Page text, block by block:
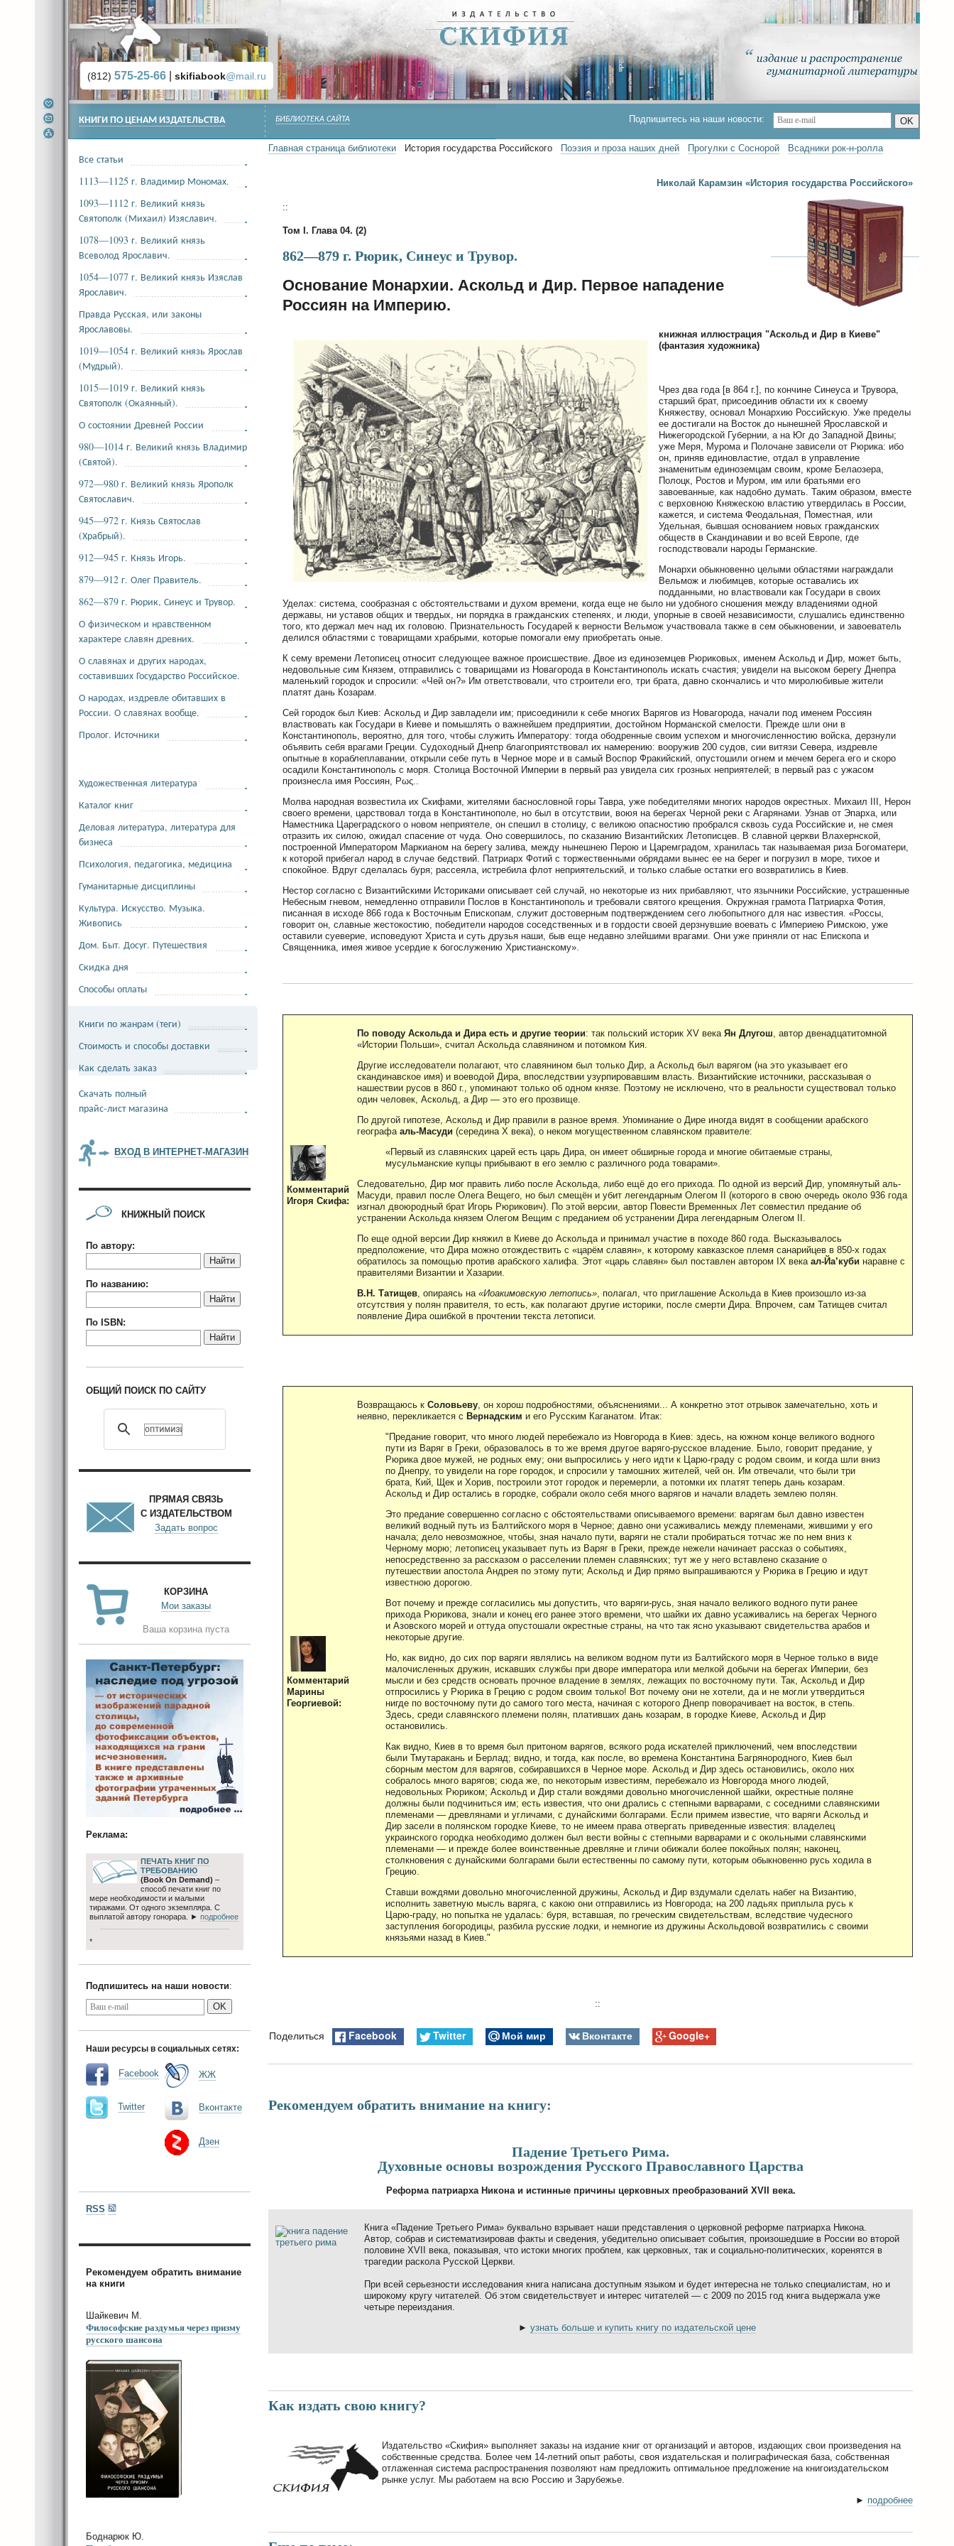
(812) 575-25-66 skifiabook@mail.ru
БИБЛИОТЕКА САЙТА Подпишитесь на наши новости: OK
Главная страница библиотеки История государства Российского Поэзия и проза наших дней Прогулки с Соснорой Всадники рок-н-ролла
Николай Карамзин «История государства Российского»
::
Том I. Глава 04. (2)
862—879 г. Рюрик, Синеус и Трувор.
Основание Монархии. Аскольд и Дир. Первое нападение
Россиян на Империю.
книжная иллюстрация "Аскольд и Дир в Киеве"
(фантазия художника)
Чрез два года [в 864 г.], по кончине Синеуса и Трувора,
старший брат, присоединив области их к своему
Княжеству, основал Монархию Российскую. Уже пределы
ее достигали на Восток до нынешней Ярославской и
Нижегородской Губернии, а на Юг до Западной Двины;
уже Меря, Мурома и Полочане зависели от Рюрика: ибо
он, приняв единовластие, отдал в управление
знаменитым единоземцам своим, кроме Белаозера,
Полоцк, Ростов и Муром, им или братьями его
завоеванные, как надобно думать. Таким образом, вместе
с верховною Княжескою властию утвердилась в России,
кажется, и система Феодальная, Поместная, или
Удельная, бывшая основанием новых гражданских
обществ в Скандинавии и во всей Европе, где
господствовали народы Германские.
Монархи обыкновенно целыми областями награждали
Вельмож и любимцев, которые оставались их
подданными, но властвовали как Государи в своих
Уделах: система, сообразная с обстоятельствами и духом времени, когда еще не было ни удобного сношения между владениями одной
державы, ни уставов общих и твердых, ни порядка в гражданских степенях, и люди, упорные в своей независимости, слушались единственно
того, кто держал меч над их головою. Признательность Государей к верности Вельмож участвовала также в сем обыкновении, и завоеватель
делился областями с товарищами храбрыми, которые помогали ему приобретать оные.
К сему времени Летописец относит следующее важное происшествие. Двое из единоземцев Рюриковых, именем Аскольд и Дир, может быть,
недовольные сим Князем, отправились с товарищами из Новагорода в Константинополь искать счастия; увидели на высоком берегу Днепра
маленький городок и спросили: «Чей он?» Им ответствовали, что строители его, три брата, давно скончались и что миролюбивые жители
платят дань Козарам.
Сей городок был Киев: Аскольд и Дир завладели им; присоединили к себе многих Варягов из Новагорода, начали под именем Россиян
властвовать как Государи в Киеве и помышлять о важнейшем предприятии, достойном Норманской смелости. Прежде шли они в
Константинополь, вероятно, для того, чтобы служить Императору: тогда ободренные своим успехом и многочисленностию войска, дерзнули
объявить себя врагами Греции. Судоходный Днепр благоприятствовал их намерению: вооружив 200 судов, сии витязи Севера, издревле
опытные в кораблеплавании, открыли себе путь в Черное море и в самый Воспор Фракийский, опустошили огнем и мечем берега его и скоро
осадили Константинополь с моря. Столица Восточной Империи в первый раз увидела сих грозных неприятелей; в первый раз с ужасом
произнесла имя Россиян, Ρως..
Молва народная возвестила их Скифами, жителями баснословной горы Тавра, уже победителями многих народов окрестных. Михаил III, Нерон
своего времени, царствовал тогда в Константинополе, но был в отсутствии, воюя на берегах Черной реки с Агарянами. Узнав от Эпарха, или
Наместника Цареградского о новом неприятеле, он спешил в столицу, с великою опасностию пробрался сквозь суда Российские и, не смея
отразить их силою, ожидал спасение от чуда. Оно совершилось, по сказанию Византийских Летописцев. В славной церкви Влахернской,
построенной Императором Маркианом на берегу залива, между нынешнею Перою и Царемградом, хранилась так называемая риза Богоматери,
к которой прибегал народ в случае бедствий. Патриарх Фотий с торжественными обрядами вынес ее на берег и погрузил в море, тихое и
спокойное. Вдруг сделалась буря; рассеяла, истребила флот неприятельский, и только слабые остатки его возвратились в Киев.
Нестор согласно с Византийскими Историками описывает сей случай, но некоторые из них прибавляют, что язычники Российские, устрашенные
Небесным гневом, немедленно отправили Послов в Константинополь и требовали святого крещения. Окружная грамота Патриарха Фотия,
писанная в исходе 866 года к Восточным Епископам, служит достоверным подтверждением сего любопытного для нас известия. «Россы,
говорит он, славные жестокостию, победители народов соседственных и в гордости своей дерзнувшие воевать с Империею Римскою, уже
оставили суеверие, исповедуют Христа и суть друзья наши, быв еще недавно злейшими врагами. Они уже приняли от нас Епископа и
Священника, имея живое усердие к богослужению Христианскому».
Комментарий
Игоря Скифа:
По поводу Аскольда и Дира есть и другие теории: так польский историк XV века Ян Длугош , автор двенадцатитомной
«Истории Польши», считал Аскольда славянином и потомком Кия.
Другие исследователи полагают, что славянином был только Дир, а Аскольд был варягом (на это указывает его
скандинавское имя) и воеводой Дира, впоследствии узурпировавшим власть. Византийские источники, рассказывая о
нашествии русов в 860 г., упоминают только об одном князе. Поэтому не исключено, что в реальности существовал только
один человек, Аскольд, а Дир — это его прозвище.
По другой гипотезе, Аскольд и Дир правили в разное время. Упоминание о Дире иногда видят в сообщении арабского
географа аль-Масуди (середина X века), о неком могущественном славянском правителе:
«Первый из славянских царей есть царь Дира, он имеет обширные города и многие обитаемые страны,
мусульманские купцы прибывают в его землю с различного рода товарами».
Следовательно, Дир мог править либо после Аскольда, либо ещё до его прихода. По одной из версий Дир, упомянутый аль-
Масуди, правил после Олега Вещего, но был смещён и убит легендарным Олегом II (которого в свою очередь около 936 года
изгнал двоюродный брат Игорь Рюрикович). По этой версии, автор Повести Временных Лет совместил предание об
устранении Аскольда князем Олегом Вещим с преданием об устранении Дира легендарным Олегом II.
По еще одной версии Дир княжил в Киеве до Аскольда и принимал участие в походе 860 года. Высказывалось
предположение, что Дира можно отождествить с «царём славян», к которому кавказское племя санарийцев в 850-х годах
обратилось за помощью против арабского халифа. Этот «царь славян» был поставлен автором IX века ал-Йа’куби наравне с
правителями Византии и Хазарии.
В.Н. Татищев , опираясь на «Иоакимовскую летопись» , полагал, что приглашение Аскольда в Киев произошло из-за
отсутствия у полян правителя, то есть, как полагают другие историки, после смерти Дира. Впрочем, сам Татищев считал
появление Дира ошибкой в прочтении текста летописи.
Комментарий
Марины
Георгиевой:
Возвращаюсь к Соловьеву , он хорош подробностями, объяснениями... А конкретно этот отрывок замечательно, хоть и
неявно, перекликается с Вернадским и его Русским Каганатом. Итак:
"Предание говорит, что много людей перебежало из Новгорода в Киев: здесь, на южном конце великого водного
пути из Варяг в Греки, образовалось в то же время другое варяго-русское владение. Было, говорит предание, у
Рюрика двое мужей, не родных ему; они выпросились у него идти к Царю-граду с родом своим, и когда шли вниз
по Днепру, то увидели на горе городок, и спросили у тамошних жителей, чей он. Им отвечали, что были три
брата, Кий, Щек и Хорив, построили этот городок и перемерли, а потомки их платят теперь дань козарам.
Аскольд и Дир остались в городке, собрали около себя много варягов и начали владеть землею полян.
Это предание совершенно согласно с обстоятельствами описываемого времени: варягам был давно известен
великий водный путь из Балтийского моря в Черное; давно они усаживались между племенами, жившими у его
начала; дело невозможное, чтобы, зная начало пути, варяги не стали пробираться тотчас же по нем вниз к
Черному морю; летописец указывает путь из Варяг в Греки, прежде нежели начинает рассказ о событиях,
непосредственно за рассказом о расселении племен славянских; тут же у него вставлено сказание о
путешествии апостола Андрея по этому пути; Аскольд и Дир прямо выпрашиваются у Рюрика в Грецию и идут
известною дорогою.
Вот почему и прежде согласились мы допустить, что варяги-русь, зная начало великого водного пути ранее
прихода Рюрикова, знали и конец его ранее этого времени, что шайки их давно усаживались на берегах Черного
и Азовского морей и оттуда опустошали окрестные страны, на что так ясно указывают свидетельства арабов и
некоторые другие.
Но, как видно, до сих пор варяги являлись на великом водном пути из Балтийского моря в Черное только в виде
малочисленных дружин, искавших службы при дворе императора или мелкой добычи на берегах Империи, без
мысли и без средств основать прочное владение в землях, лежащих по восточному пути. Так, Аскольд и Дир
отпросились у Рюрика в Грецию с родом своим только! Вот почему они не хотели, да и не могли утвердиться
нигде по восточному пути до самого того места, начиная с которого Днепр поворачивает на восток, в степь.
Здесь, среди славянского племени полян, плативших дань козарам, в городке Киеве, Аскольд и Дир
остановились.
Как видно, Киев в то время был притоном варягов, всякого рода искателей приключений, чем впоследствии
были Тмутаракань и Берлад; видно, и тогда, как после, во времена Константина Багрянородного, Киев был
сборным местом для варягов, собиравшихся в Черное море. Аскольд и Дир здесь остановились, около них
собралось много варягов; сюда же, по некоторым известиям, перебежало из Новгорода много людей,
недовольных Рюриком; Аскольд и Дир стали вождями довольно многочисленной шайки, окрестные поляне
должны были подчиниться им; есть известия, что они дрались с степными варварами, с соседними славянскими
племенами — древлянами и угличами, с дунайскими болгарами. Если примем известие, что варяги Аскольд и
Дир засели в полянском городке Киеве, то не имеем права отвергать приведенные известия: владелец
украинского городка необходимо должен был вести войны с степными варварами и с окольными славянскими
племенами — и прежде более воинственные древляне и гличи обижали более покойных полян; наконец,
столкновения с дунайскими болгарами были естественны по самому пути, которым обыкновенно русь ходила в
Грецию.
Ставши вождями довольно многочисленной дружины, Аскольд и Дир вздумали сделать набег на Византию,
исполнить заветную мысль варяга, с какою они отправились из Новгорода; на 200 ладьях приплыла русь к
Царю-граду, но попытка не удалась: буря, вставшая, по греческим свидетельствам, вследствие чудесного
заступления богородицы, разбила русские лодки, и немногие из дружины Аскольдовой возвратились с своими
князьями назад в Киев."
::
Поделиться Facebook Twitter Мой мир Вконтакте Google+
Рекомендуем обратить внимание на книгу:
Падение Третьего Рима.
Духовные основы возрождения Русского Православного Царства
Реформа патриарха Никона и истинные причины церковных преобразований XVII века.
Книга «Падение Третьего Рима» буквально взрывает наши представления о церковной реформе патриарха Никона.
Автор, собрав и систематизировав факты и сведения, убедительно описывает события, произошедшие в России во второй
половине XVII века, показывая, что истоки многих проблем, как церковных, так и социально-политических, коренятся в
трагедии раскола Русской Церкви.
При всей серьезности исследования книга написана доступным языком и будет интересна не только специалистам, но и
широкому кругу читателей. Об этом свидетельствует и интерес читателей — с 2009 по 2015 год книга выдержала уже
четыре переиздания.
► узнать больше и купить книгу по издательской цене
Как издать свою книгу?
Издательство «Скифия» выполняет заказы на издание книг от организаций и авторов, издающих свои произведения на
собственные средства. Более чем 14-летний опыт работы, своя издательская и полиграфическая база, собственная
отлаженная система распространения позволяют нам предложить оптимальное предложение на книгоиздательском
рынке услуг. Мы работаем на всю Россию и Зарубежье.
► подробнее
КНИГИ ПО ЦЕНАМ ИЗДАТЕЛЬСТВА
Все статьи
1113—1125 г. Владимир Мономах.
1093—1112 г. Великий князь
Святополк (Михаил) Изяславич.
1078—1093 г. Великий князь
Всеволод Ярославич.
1054—1077 г. Великий князь Изяслав
Ярославич.
Правда Русская, или законы
Ярославовы.
1019—1054 г. Великий князь Ярослав
(Мудрый).
1015—1019 г. Великий князь
Святополк (Окаянный).
О состоянии Древней России
980—1014 г. Великий князь Владимир
(Святой).
972—980 г. Великий князь Ярополк
Святославич.
945—972 г. Князь Святослав
(Храбрый).
912—945 г. Князь Игорь.
879—912 г. Олег Правитель.
862—879 г. Рюрик, Синеус и Трувор.
О физическом и нравственном
характере славян древних.
О славянах и других народах,
составивших Государство Российское.
О народах, издревле обитавших в
России. О славянах вообще.
Пролог. Источники
Художественная литература
Каталог книг
Деловая литература, литература для
бизнеса
Психология, педагогика, медицина
Гуманитарные дисциплины
Культура. Искусство. Музыка.
Живопись
Дом. Быт. Досуг. Путешествия
Скидка дня
Способы оплаты
Книги по жанрам (теги)
Стоимость и способы доставки
Как сделать заказ
Скачать полный
прайс-лист магазина
ВХОД В ИНТЕРНЕТ-МАГАЗИН
КНИЖНЫЙ ПОИСК
По автору:
Найти
По названию:
Найти
По ISBN:
Найти
ОБЩИЙ ПОИСК ПО САЙТУ
ПРЯМАЯ СВЯЗЬ
С ИЗДАТЕЛЬСТВОМ
Задать вопрос
КОРЗИНА
Мои заказы
Ваша корзина пуста
Реклама:
ПЕЧАТЬ КНИГ ПО
ТРЕБОВАНИЮ
(Book On Demand) –
способ печати книг по
мере необходимости и малыми
тиражами. От одного экземпляра. С
выплатой автору гонорара. ► подробнее
*
Подпишитесь на наши новости:
OK
Наши ресурсы в социальных сетях:
Facebook
Twitter
ЖЖ
Вконтакте
Дзен
RSS
Рекомендуем обратить внимание
на книги
Шайкевич М.
Философские раздумья через призму
русского шансона
Боднарюк Ю.